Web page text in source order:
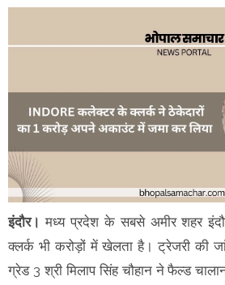
इंदौर।मध्य प्रदेश के सबसे अमीर शहर
क्लर्क भी करोड़ों में खेलता है। ट्रेजरी की
ग्रेड 3 श्री मिलाप सिंह चौहान ने फैल्ड